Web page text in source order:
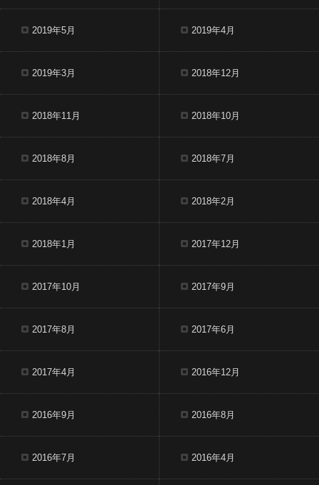
2019年5月 2019年4月
2019年3月 2018年12月
2018年11月 2018年10月
2018年8月 2018年7月
2018年4月 2018年2月
2018年1月 2017年12月
2017年10月 2017年9月
2017年8月 2017年6月
2017年4月 2016年12月
2016年9月 2016年8月
2016年7月 2016年4月